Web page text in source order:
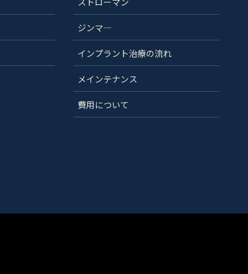
ジンマ―
インプラント治療の流れ
メインテナンス
費用について